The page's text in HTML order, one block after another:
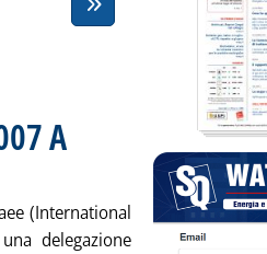
A
(International
delegazione